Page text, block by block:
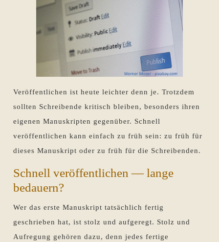
Veröffentlichen ist heute leichter denn je. Trotzdem
sollten Schreibende kritisch bleiben, besonders ihren
eigenen Manuskripten gegenüber. Schnell
veröffentlichen kann einfach zu früh sein: zu früh für
dieses Manuskript oder zu früh für die Schreibenden.
Schnell veröffentlichen — lange
bedauern?
Wer das erste Manuskript tatsächlich fertig
geschrieben hat, ist stolz und aufgeregt. Stolz und
Aufregung gehören dazu, denn jedes fertige